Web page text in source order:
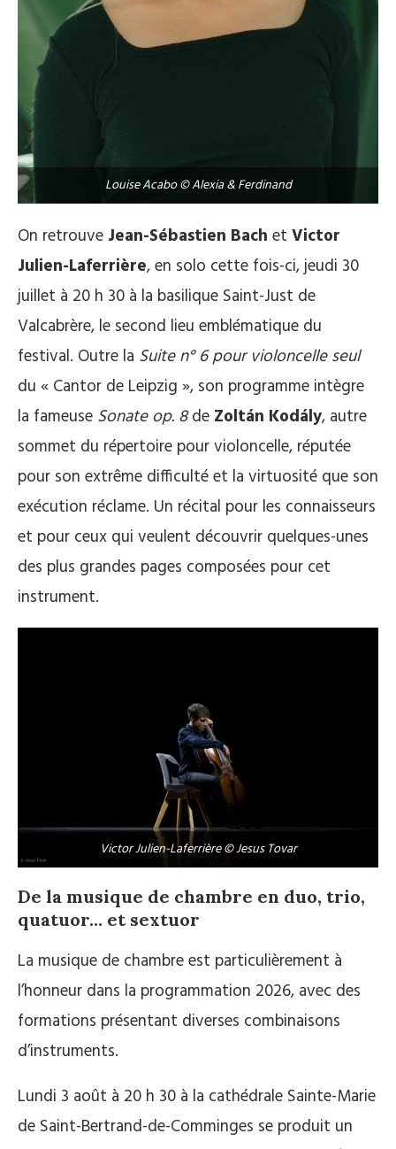
Louise Acabo © Alexia & Ferdinand
On retrouve Jean-Sébastien Bach et Victor
Julien-Laferrière, en solo cette fois-ci, jeudi 30
juillet à 20 h 30 à la basilique Saint-Just de
Valcabrère, le second lieu emblématique du
festival. Outre la Suite n° 6 pour violoncelle seul
du « Cantor de Leipzig », son programme intègre
la fameuse Sonate op. 8de Zoltán Kodály, autre
sommet du répertoire pour violoncelle, réputée
pour son extrême difficulté et la virtuosité que son
exécution réclame. Un récital pour les connaisseurs
et pour ceux qui veulent découvrir quelques-unes
des plus grandes pages composées pour cet
instrument.
Victor Julien-Laferrière © Jesus Tovar
De la musique de chambre en duo, trio,
quatuor… et sextuor
La musique de chambre est particulièrement à
l’honneur dans la programmation 2026, avec des
formations présentant diverses combinaisons
d’instruments.
Lundi 3 août à 20 h 30 à la cathédrale Sainte-Marie
de Saint-Bertrand-de-Comminges se produit un